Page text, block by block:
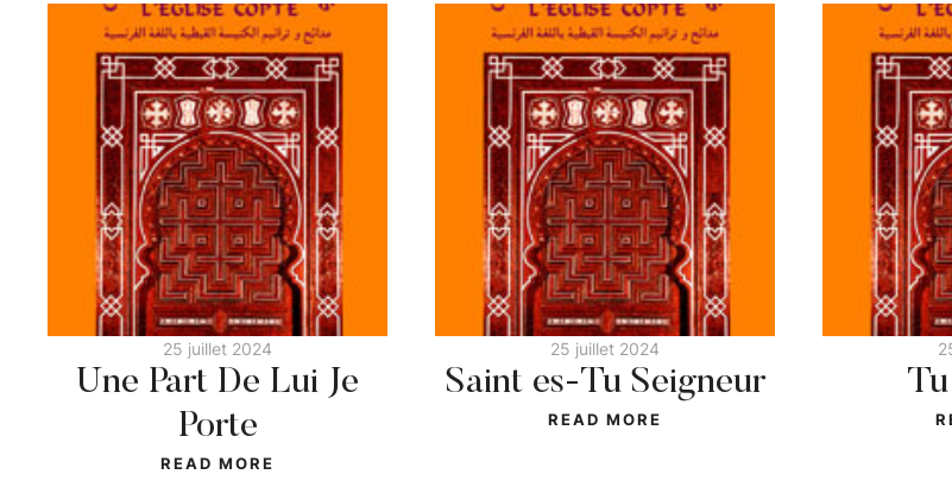
25 juillet 2024
Une Part De Lui Je
Porte
READ MORE
25 juillet 2024
Saint es-Tu Seigneur
READ MORE
Tu